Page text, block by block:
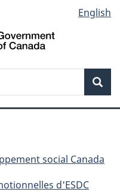
English
social Canada
d'ESDC